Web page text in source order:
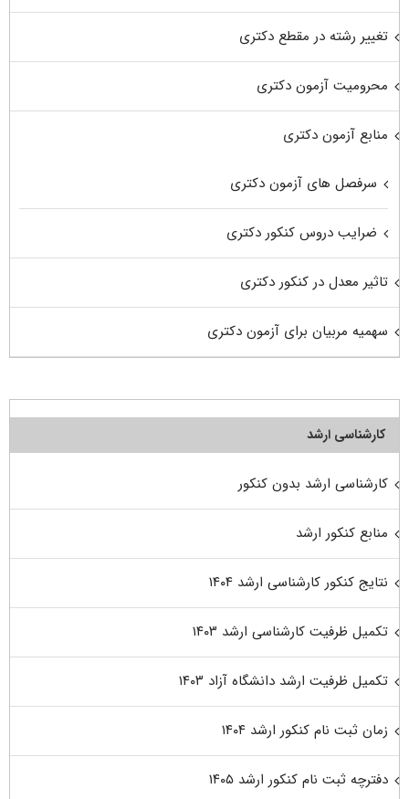
تغییر رشته در مقطع دکتری
محرومیت آزمون دکتری
منابع آزمون دکتری
سرفصل های آزمون دکتری
ضرایب دروس کنکور دکتری
تاثیر معدل در کنکور دکتری
سهمیه مربیان برای آزمون دکتری
کارشناسی ارشد
کارشناسی ارشد بدون کنکور
منابع کنکور ارشد
نتایج کنکور کارشناسی ارشد ۱۴۰۴
تکمیل ظرفیت کارشناسی ارشد ۱۴۰۳
تکمیل ظرفیت ارشد دانشگاه آزاد ۱۴۰۳
زمان ثبت نام کنکور ارشد ۱۴۰۴
دفترچه ثبت نام کنکور ارشد ۱۴۰۵